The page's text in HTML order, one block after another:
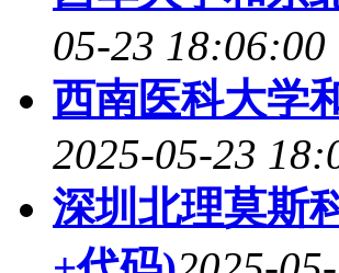
05-23 18:06:00
西南医科大学
2025-05-23
深圳北理莫斯